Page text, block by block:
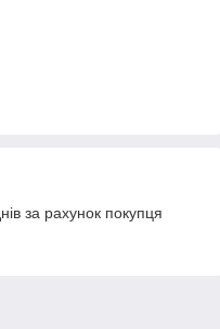
за рахунок покупця